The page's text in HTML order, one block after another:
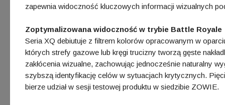
zapewnia widoczność kluczowych informacji wizualnych
Zoptymalizowana widoczność w trybie Battle Royale
Seria XQ debiutuje z filtrem kolorów opracowanym w
których strefy gazowe lub kręgi trucizny tworzą gęste
zakłócenia wizualne, zachowując jednocześnie naturalny
szybszą identyfikację celów w sytuacjach krytycznych.
bierze udział w sesji testowej produktu w siedzibie ZOWIE.